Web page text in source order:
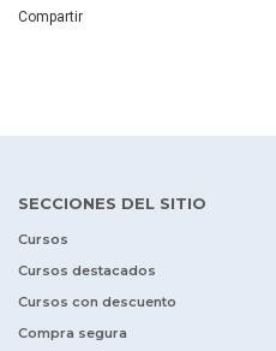
Compartir
SECCIONES DEL SITIO
Cursos
Cursos destacados
Cursos con descuento
Compra segura